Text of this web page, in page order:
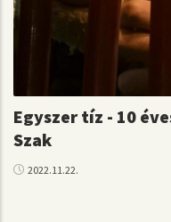
Egyszer tíz - 10
Szak
2022.11.22.